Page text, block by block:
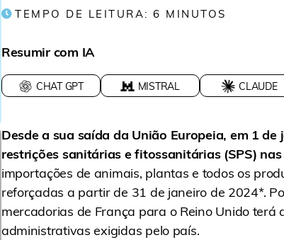
TEMPO DE LEITURA: 6 MINUTOS
Resumir com IA
CHAT GPT MISTRAL CLAUDE
Desde a sua saída da União Europeia, em 1
restrições sanitárias e fitossanitárias (SPS)
importações de animais, plantas e todos os
reforçadas a partir de 31 de janeiro de 2024*.
mercadorias de França para o Reino Unido
administrativas exigidas pelo país.